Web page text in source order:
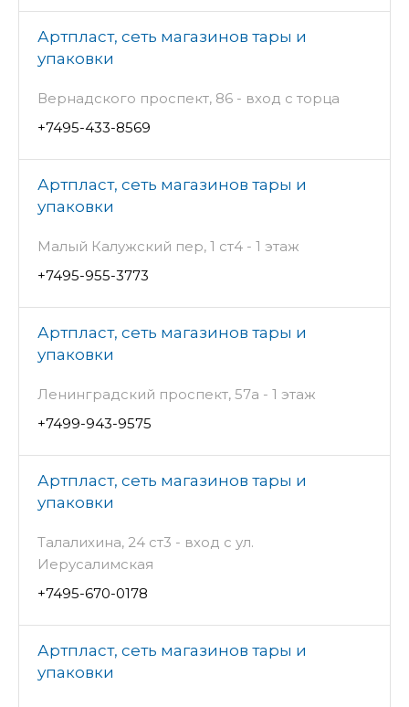
Артпласт, сеть магазинов тары и
упаковки
Вернадского проспект, 86 - вход с торца
+7495-433-8569
Артпласт, сеть магазинов тары и
упаковки
Малый Калужский пер, 1 ст4 - 1 этаж
+7495-955-3773
Артпласт, сеть магазинов тары и
упаковки
Ленинградский проспект, 57а - 1 этаж
+7499-943-9575
Артпласт, сеть магазинов тары и
упаковки
Талалихина, 24 ст3 - вход с ул.
Иерусалимская
+7495-670-0178
Артпласт, сеть магазинов тары и
упаковки